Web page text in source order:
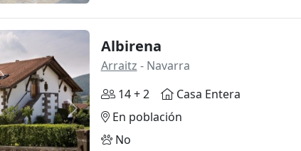
Siguiente
Albirena
Arraitz - Navarra
14 + 2
Casa Entera
En población
No